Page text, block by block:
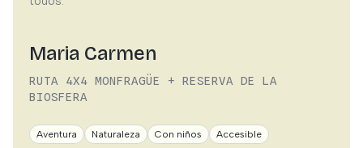
Maria Carmen
RUTA 4X4 MONFRAGÜE + RESERVA DE LA
BIOSFERA
Aventura Naturaleza Con niños Accesible